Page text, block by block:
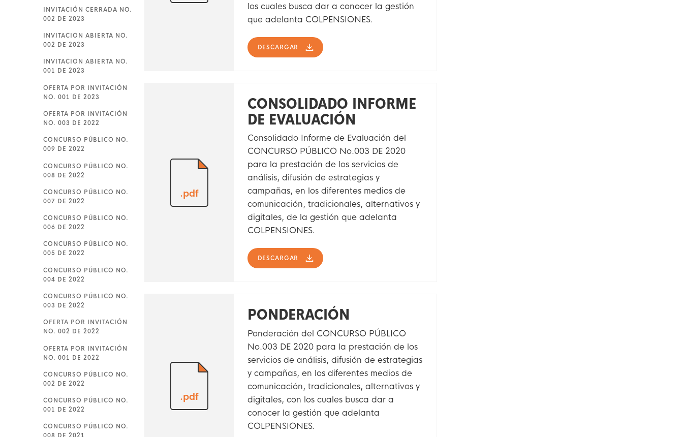
INVITACIÓN CERRADA NO.
002 DE 2023
INVITACION ABIERTA NO.
002 DE 2023
INVITACION ABIERTA NO.
001 DE 2023
OFERTA POR INVITACIÓN
NO. 001 DE 2023
OFERTA POR INVITACIÓN
NO. 003 DE 2022
CONCURSO PÚBLICO NO.
009 DE 2022
CONCURSO PÚBLICO NO.
008 DE 2022
CONCURSO PÚBLICO NO.
007 DE 2022
CONCURSO PÚBLICO NO.
006 DE 2022
CONCURSO PÚBLICO NO.
005 DE 2022
CONCURSO PÚBLICO NO.
004 DE 2022
CONCURSO PÚBLICO NO.
003 DE 2022
OFERTA POR INVITACIÓN
NO. 002 DE 2022
OFERTA POR INVITACIÓN
NO. 001 DE 2022
CONCURSO PÚBLICO NO.
002 DE 2022
CONCURSO PÚBLICO NO.
001 DE 2022
CONCURSO PÚBLICO NO.
los cuales busca dar a conocer la gestión
que adelanta COLPENSIONES.
DESCARGAR
.pdf
CONSOLIDADO INFORME
DE EVALUACIÓN
Consolidado Informe de Evaluación del
CONCURSO PÚBLICO No.003 DE 2020
para la prestación de los servicios de
análisis, difusión de estrategias y
campañas, en los diferentes medios de
comunicación, tradicionales, alternativos y
digitales, de la gestión que adelanta
COLPENSIONES.
DESCARGAR
.pdf
PONDERACIÓN
Ponderación del CONCURSO PÚBLICO
No.003 DE 2020 para la prestación de los
servicios de análisis, difusión de estrategias
y campañas, en los diferentes medios de
comunicación, tradicionales, alternativos y
digitales, con los cuales busca dar a
conocer la gestión que adelanta
COLPENSIONES.